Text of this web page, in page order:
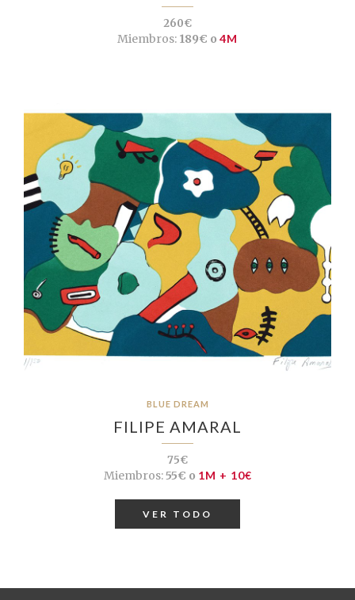
260€
Miembros: 189€ o 4M
BLUE DREAM
FILIPE AMARAL
75€
Miembros:55€ o 1M + 10€
VER TODO